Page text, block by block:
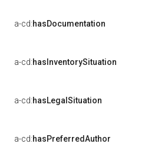
a-cd:hasDocumentation
a-cd:hasInventorySituation
a-cd:hasLegalSituation
a-cd:hasPreferredAuthor